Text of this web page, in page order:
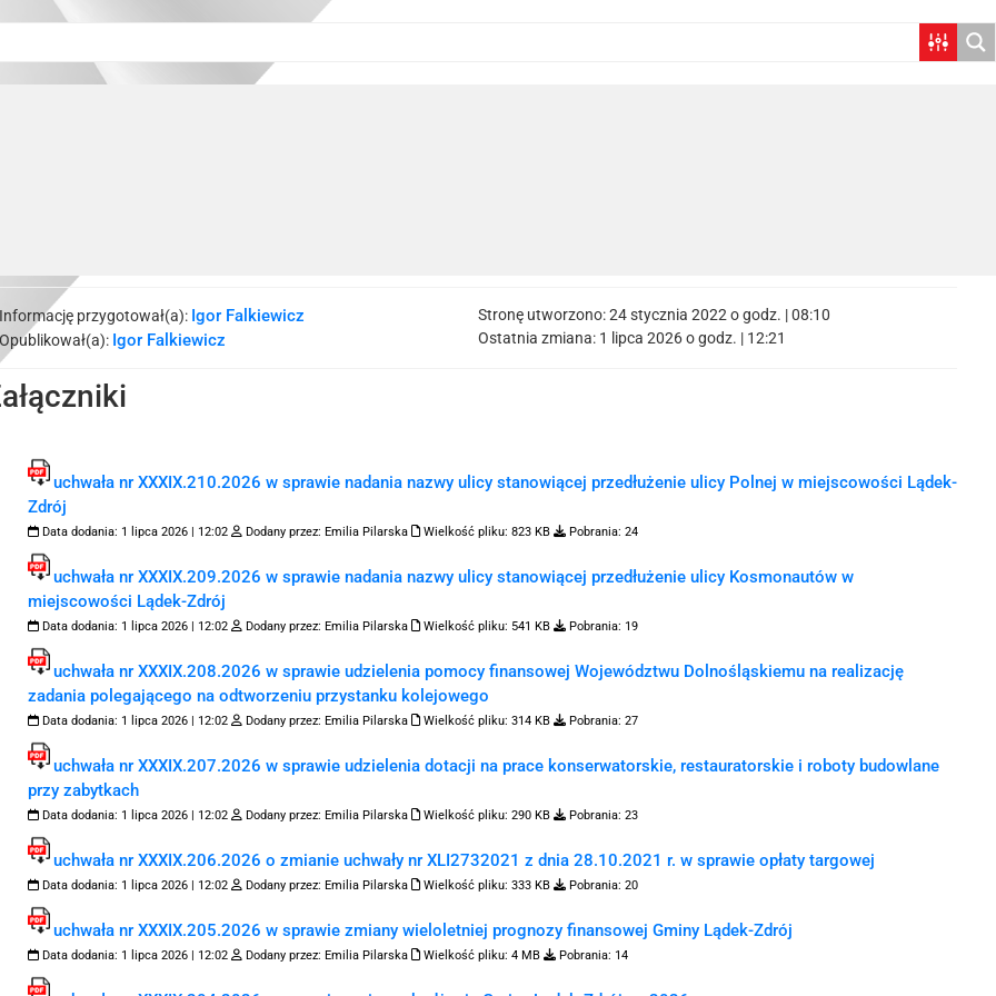
Informację przygotował(a): Igor Falkiewicz
Opublikował(a): Igor Falkiewicz
Stronę utworzono:24 stycznia 2022 o godz. | 08:10
Ostatnia zmiana: 1 lipca 2026 o godz. | 12:21
uchwała nr XXXIX.210.2026 w sprawie nadania nazwy ulicy stanowiącej przedłużenie ulicy Polnej w miejscowości Lądek-
Zdrój
Data dodania: 1 lipca 2026 | 12:02 Dodany przez: Emilia Pilarska Wielkość pliku: 823 KB Pobrania: 24
uchwała nr XXXIX.209.2026 w sprawie nadania nazwy ulicy stanowiącej przedłużenie ulicy Kosmonautów w
miejscowości Lądek-Zdrój
Data dodania: 1 lipca 2026 | 12:02 Dodany przez: Emilia Pilarska Wielkość pliku: 541 KB Pobrania: 19
uchwała nr XXXIX.208.2026 w sprawie udzielenia pomocy finansowej Województwu Dolnośląskiemu na realizację
zadania polegającego na odtworzeniu przystanku kolejowego
Data dodania: 1 lipca 2026 | 12:02 Dodany przez: Emilia Pilarska Wielkość pliku: 314 KB Pobrania: 27
uchwała nr XXXIX.207.2026 w sprawie udzielenia dotacji na prace konserwatorskie, restauratorskie i roboty budowlane
przy zabytkach
Data dodania: 1 lipca 2026 | 12:02 Dodany przez: Emilia Pilarska Wielkość pliku: 290 KB Pobrania: 23
uchwała nr XXXIX.206.2026 o zmianie uchwały nr XLI2732021 z dnia 28.10.2021 r. w sprawie opłaty targowej
Data dodania: 1 lipca 2026 | 12:02 Dodany przez: Emilia Pilarska Wielkość pliku: 333 KB Pobrania: 20
uchwała nr XXXIX.205.2026 w sprawie zmiany wieloletniej prognozy finansowej Gminy Lądek-Zdrój
Data dodania: 1 lipca 2026 | 12:02 Dodany przez: Emilia Pilarska Wielkość pliku: 4 MB Pobrania: 14